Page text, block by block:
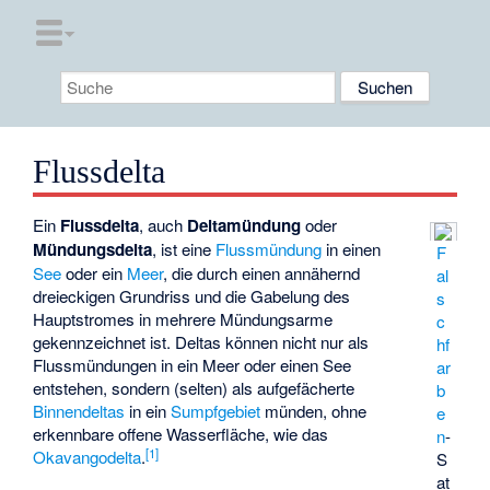
Flussdelta
F
al
s
c
hf
ar
b
e
n-
S
at
Ein Flussdelta, auch Deltamündungoder
Mündungsdelta, ist eine Flussmündung in einen
Seeoder ein Meer, die durch einen annähernd
dreieckigen Grundriss und die Gabelung des
Hauptstromes in mehrere Mündungsarme
gekennzeichnet ist. Deltas können nicht nur als
Flussmündungen in ein Meer oder einen See
entstehen, sondern (selten) als aufgefächerte
Binnendeltas in einSumpfgebiet münden, ohne
erkennbare offene Wasserfläche, wie das
Okavangodelta.[1]